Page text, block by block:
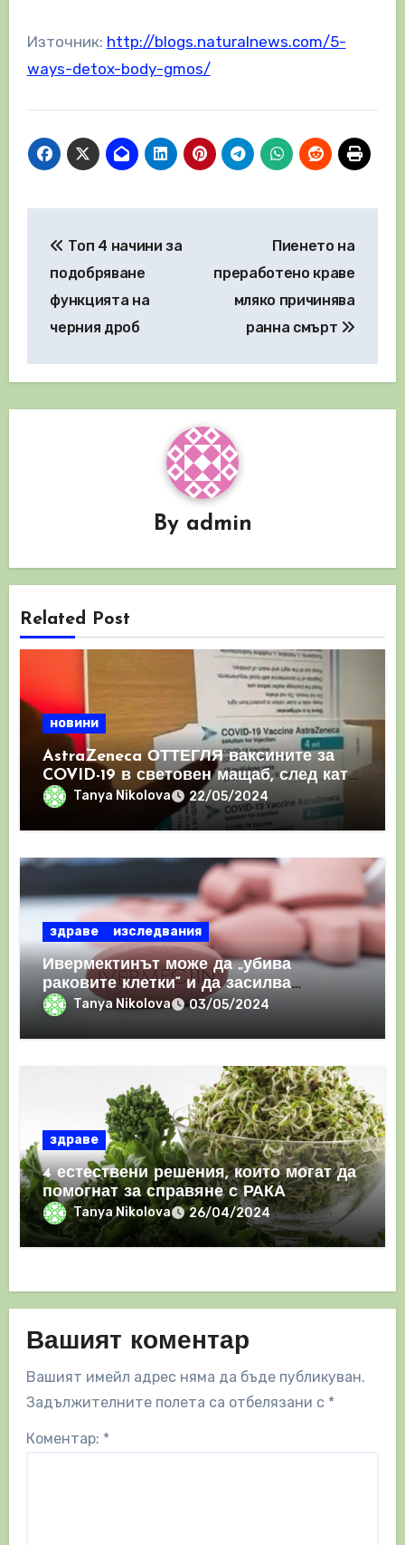
Източник: http://blogs.naturalnews.com/5-
ways-detox-body-gmos/
Топ 4 начини за
подобряване
функцията на
черния дроб
Пиенето на
преработено краве
мляко причинява
ранна смърт
By admin
Related Post
новини
AstraZeneca ОТТЕГЛЯ ваксините за
COVID-19 в световен мащаб, след като
призна, че те причиняват КРЪВНИ
съсиреци
Tanya Nikolova 22/05/2024
здраве изследвания
Ивермектинът може да „убива
раковите клетки“ и да засилва
имунния отговор
Tanya Nikolova 03/05/2024
здраве
4 естествени решения, които могат да
помогнат за справяне с РАКА
Tanya Nikolova 26/04/2024
Вашият коментар
Вашият имейл адрес няма да бъде публикуван.
Задължителните полета са отбелязани с *
Коментар: *